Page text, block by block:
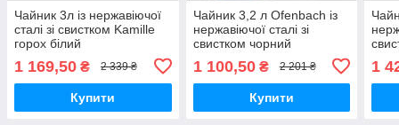
Чайник 3л із нержавіючої
сталі зі свистком Kamille
горох білий
1 169,50 ₴ 2 339 ₴
Купити
Чайник 3,2 л Ofenbach із
нержавіючої сталі зі
свистком чорний
1 100,50₴ 2 201 ₴
Купити
1